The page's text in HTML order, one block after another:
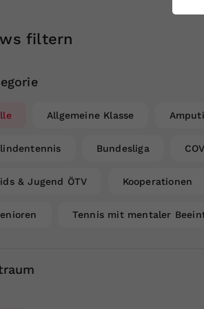
filtern
Allgemeine Klasse
Bundesliga
& Jugend ÖTV Kooperationen
Tennis mit mentaler